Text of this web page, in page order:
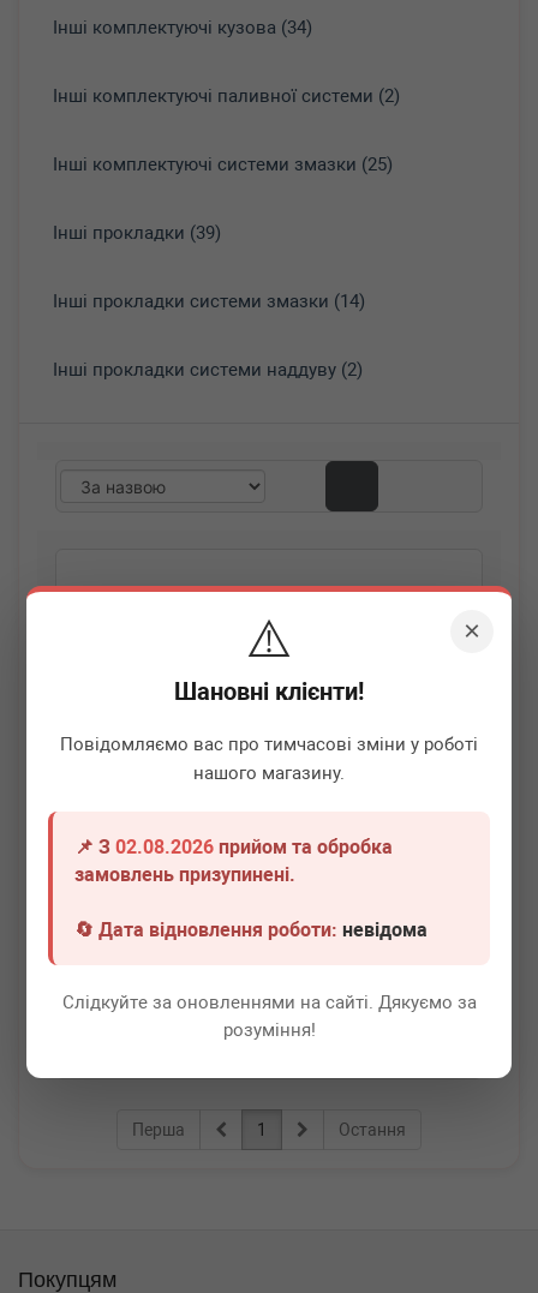
×
⚠️
Шановні клієнти!
Повідомляємо вас про тимчасові зміни у роботі
нашого магазину.
📌 З02.08.2026 прийом та обробка
замовлень призупинені.
🔄 Дата відновлення роботи:невідома
Слідкуйте за оновленнями на сайті. Дякуємо за
розуміння!
Інші комплектуючі кузова (34)
Інші комплектуючі паливної системи (2)
Інші комплектуючі системи змазки (25)
Інші прокладки (39)
Інші прокладки системи змазки (14)
Інші прокладки системи наддуву (2)
BMW 13537577649
Шайба під форсунку BMW 5 (F10) (N20/N55) 09-
Термін 1 дн.
580 грн
Перша 1 Остання
Покупцям